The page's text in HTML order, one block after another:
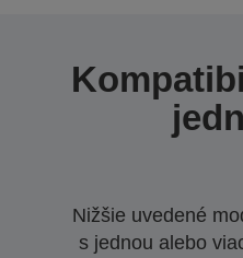
Nižšie uvedené
s jednou alebo